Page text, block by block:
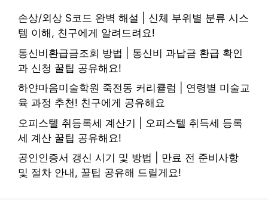
손상/외상 S코드 완벽 해설 | 신체 부위별 분류 시스
템 이해, 친구에게 알려드려요!
통신비환급금조회 방법 | 통신비 과납금 환급 확인
과 신청 꿀팁 공유해요!
하얀마음미술학원 죽전동 커리큘럼 | 연령별 미술교
육 과정 추천! 친구에게 공유해요
오피스텔 취등록세 계산기 | 오피스텔 취득세 등록
세 계산 꿀팁 공유해요!
공인인증서 갱신 시기 및 방법 | 만료 전 준비사항
및 절차 안내, 꿀팁 공유해 드릴게요!